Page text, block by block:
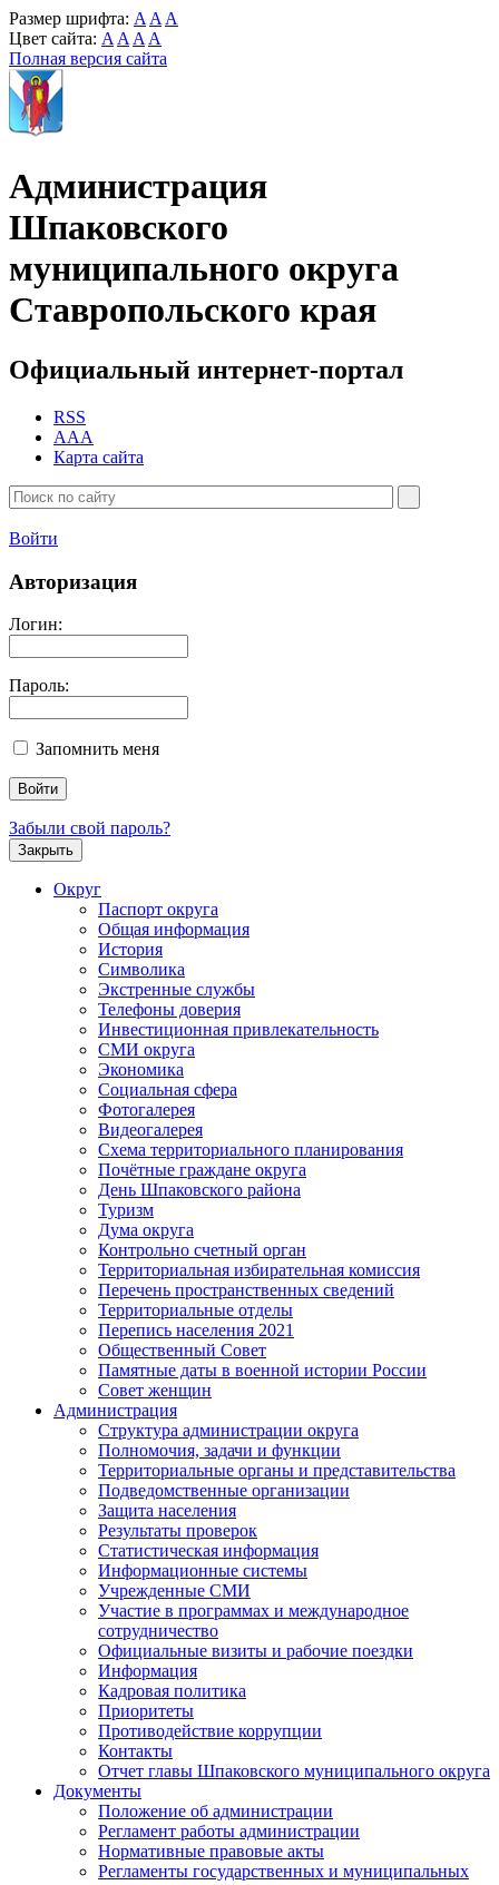
Размер шрифта: A A A
Цвет сайта: A A A A
Полная версия сайта
Администрация
Шпаковского
муниципального округа
Ставропольского края
Официальный интернет-портал
RSS
AAA
Карта сайта
Войти
Авторизация
Логин:
Пароль:
Запомнить меня
Забыли свой пароль?
Закрыть
Округ
Паспорт округа
Общая информация
История
Символика
Экстренные службы
Телефоны доверия
Инвестиционная привлекательность
СМИ округа
Экономика
Социальная сфера
Фотогалерея
Видеогалерея
Схема территориального планирования
Почётные граждане округа
День Шпаковского района
Туризм
Дума округа
Контрольно счетный орган
Территориальная избирательная комиссия
Перечень пространственных сведений
Территориальные отделы
Перепись населения 2021
Общественный Совет
Памятные даты в военной истории России
Совет женщин
Администрация
Структура администрации округа
Полномочия, задачи и функции
Территориальные органы и представительства
Подведомственные организации
Защита населения
Результаты проверок
Статистическая информация
Информационные системы
Учрежденные СМИ
Участие в программах и международное
сотрудничество
Официальные визиты и рабочие поездки
Информация
Кадровая политика
Приоритеты
Противодействие коррупции
Контакты
Отчет главы Шпаковского муниципального округа
Документы
Положение об администрации
Регламент работы администрации
Нормативные правовые акты
Регламенты государственных и муниципальных